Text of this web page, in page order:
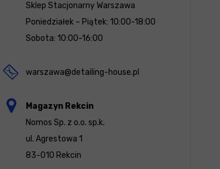
Sklep Stacjonarny Warszawa
Poniedziałek – Piątek: 10:00-18:00
Sobota: 10:00-16:00
warszawa@detailing-house.pl
Magazyn Rekcin
Nomos Sp. z o.o. sp.k.
ul. Agrestowa 1
83-010 Rekcin